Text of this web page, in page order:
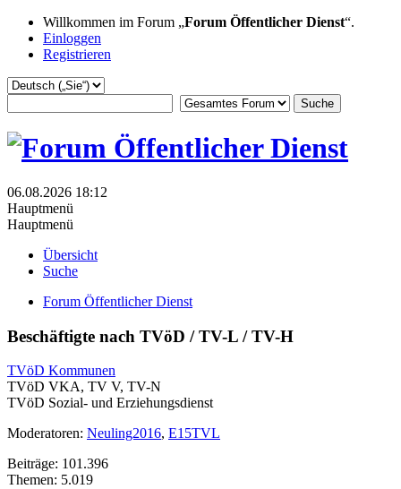
Willkommen im Forum „Forum Öffentlicher Dienst“.
Einloggen
Registrieren
06.08.2026 18:12
Hauptmenü
Hauptmenü
Übersicht
Suche
Forum Öffentlicher Dienst
Beschäftigte nach TVöD / TV-L / TV-H
TVöD Kommunen
TVöD VKA, TV V, TV-N
TVöD Sozial- und Erziehungsdienst
Moderatoren: Neuling2016, E15TVL
Beiträge: 101.396
Themen: 5.019